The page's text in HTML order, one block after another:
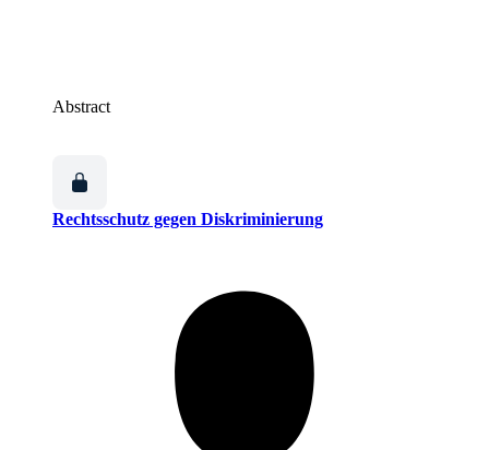
Abstract
Rechtsschutz gegen Diskriminierung